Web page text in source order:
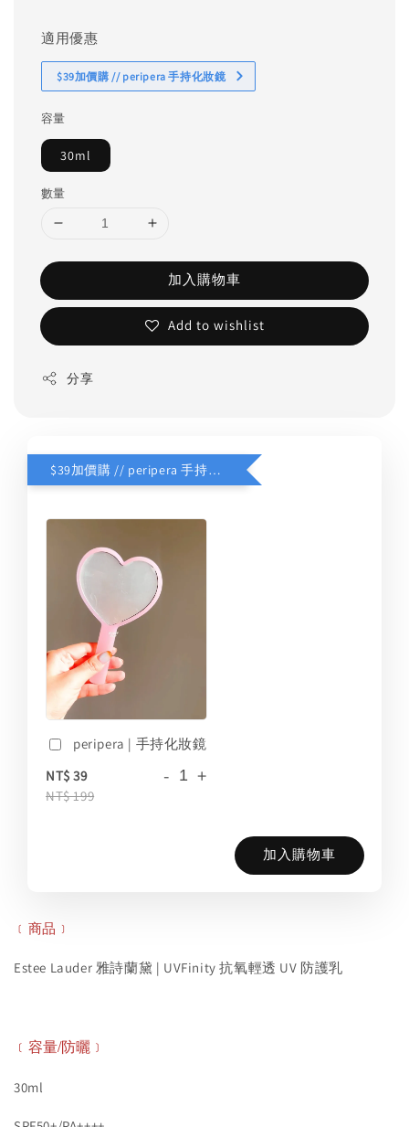
適用優惠
$39加價購 // peripera 手持化妝鏡
容量
30ml
數量
加入購物車
Add to wishlist
分享
$39加價購 // peripera 手持化妝鏡
peripera | 手持化妝鏡
NT$ 39
NT$ 199
- +
加入購物車
﹝商品﹞
Estee Lauder 雅詩蘭黛 | UVFinity 抗氧輕透 UV 防護乳
﹝容量/防曬﹞
30ml